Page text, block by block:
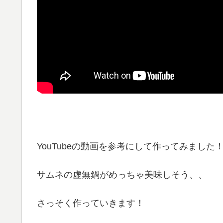
YouTubeの動画を参考にして作ってみました
サムネの虚無鍋がめっちゃ美味しそう、、
さっそく作っていきます！